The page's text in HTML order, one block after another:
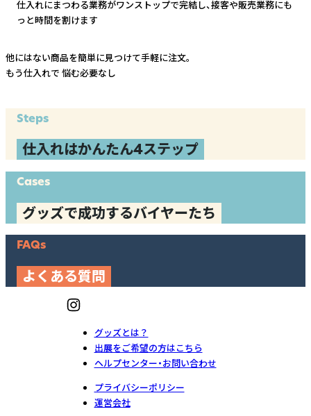
仕入れにまつわる業務がワンストップで完結し、接客や販売業務にも
っと時間を割けます
他にはない商品を簡単に見つけて手軽に注文。
もう仕入れで 悩む必要なし
Steps
仕入れはかんたん4ステップ
Cases
グッズで成功するバイヤーたち
FAQs
よくある質問
グッズとは？
出展をご希望の方はこちら
ヘルプセンター・お問い合わせ
プライバシーポリシー
運営会社